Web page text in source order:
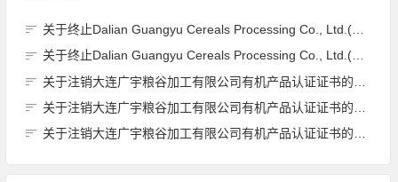
关于终止Dalian Guangyu Cereals Processing Co., Ltd.(大连广宇粮谷加工有限公司)JAS有机产品认证证书的公告
关于终止Dalian Guangyu Cereals Processing Co., Ltd.(大连广宇粮谷加工有限公司)JAS有机产品认证证书的公告
关于注销大连广宇粮谷加工有限公司有机产品认证证书的公告
关于注销大连广宇粮谷加工有限公司有机产品认证证书的公告
关于注销大连广宇粮谷加工有限公司有机产品认证证书的公告